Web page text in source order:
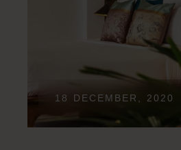
18 DECEMBER, 2020